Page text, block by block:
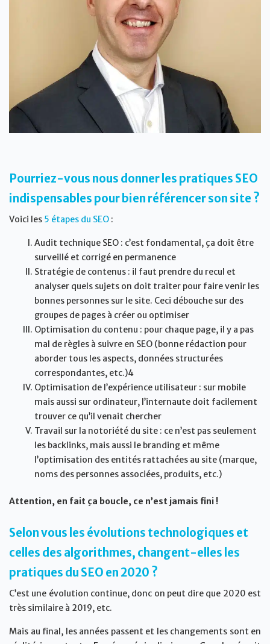
Pourriez-vous nous donner les pratiques SEO
indispensables pour bien référencer son site ?
Voici les 5 étapes du SEO :
Audit technique SEO : c’est fondamental, ça doit être
surveillé et corrigé en permanence
Stratégie de contenus : il faut prendre du recul et
analyser quels sujets on doit traiter pour faire venir les
bonnes personnes sur le site. Ceci débouche sur des
groupes de pages à créer ou optimiser
Optimisation du contenu : pour chaque page, il y a pas
mal de règles à suivre en SEO (bonne rédaction pour
aborder tous les aspects, données structurées
correspondantes, etc.)4
Optimisation de l’expérience utilisateur : sur mobile
mais aussi sur ordinateur, l’internaute doit facilement
trouver ce qu’il venait chercher
Travail sur la notoriété du site : ce n’est pas seulement
les backlinks, mais aussi le branding et même
l’optimisation des entités rattachées au site (marque,
noms des personnes associées, produits, etc.)
Attention, en fait ça boucle, ce n’est jamais fini !
Selon vous les évolutions technologiques et
celles des algorithmes, changent-elles les
pratiques du SEO en 2020 ?
C’est une évolution continue, donc on peut dire que 2020 est
très similaire à 2019, etc.
Mais au final, les années passent et les changements sont en